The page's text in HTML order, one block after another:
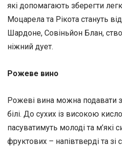
які допомагають зберегти
Моцарела та Рікота стануть
Шардоне, Совіньйон Блан,
ніжний дует.
Рожеве вино
Рожеві вина можна подавати
білі. До сухих із високою
пасуватимуть молоді та м’які
фруктових – напівтверді та зі